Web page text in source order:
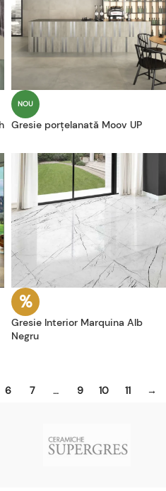
NOU
Gresie porțelanată Moov UP
Gresie Interior Marquina Alb
Negru
6 7 … 9 10 11 →